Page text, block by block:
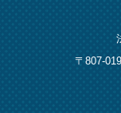
〒807-